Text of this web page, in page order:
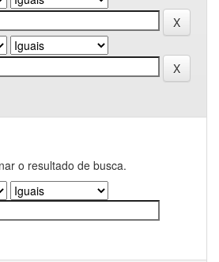
o resultado de busca.